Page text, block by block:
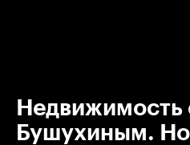
Недвижимость
Бушухиным.